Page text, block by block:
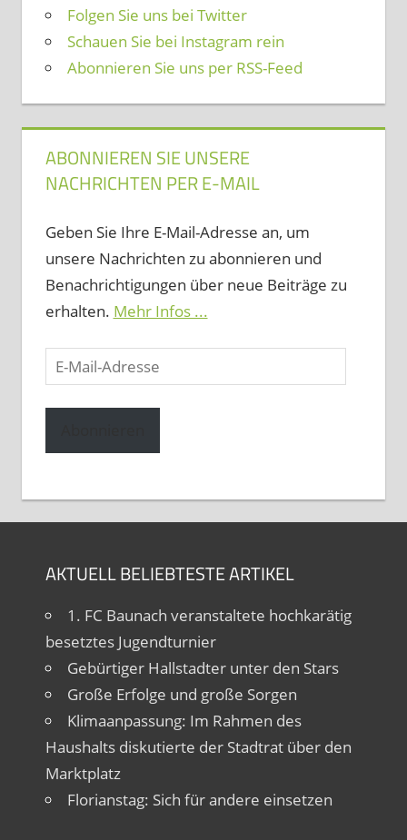
Folgen Sie uns bei Twitter
Schauen Sie bei Instagram rein
Abonnieren Sie uns per RSS-Feed
ABONNIEREN SIE UNSERE
NACHRICHTEN PER E-MAIL
Geben Sie Ihre E-Mail-Adresse an, um
unsere Nachrichten zu abonnieren und
Benachrichtigungen über neue Beiträge zu
erhalten. Mehr Infos ...
E-
Mail-
Adresse
AKTUELL BELIEBTESTE ARTIKEL
1. FC Baunach veranstaltete hochkarätig
besetztes Jugendturnier
Gebürtiger Hallstadter unter den Stars
Große Erfolge und große Sorgen
Klimaanpassung: Im Rahmen des
Haushalts diskutierte der Stadtrat über den
Marktplatz
Florianstag: Sich für andere einsetzen